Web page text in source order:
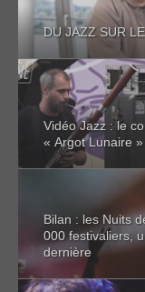
DU JAZZ SUR
Vidéo Jazz : le
« Argot Lunaire
Bilan : les Nuits
000 festivaliers,
dernière